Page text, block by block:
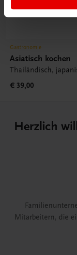
Gastronomie
Asiatisch kochen
Thailändisch,
€ 39,00
Herzlich
Mitarbeitern, die